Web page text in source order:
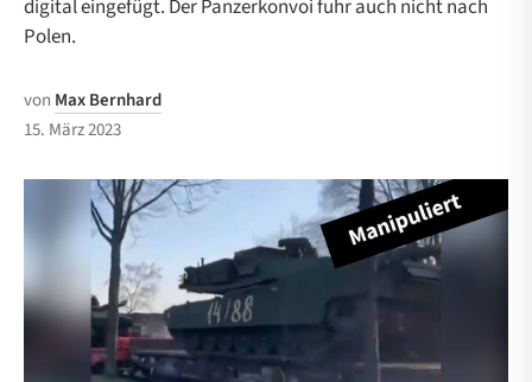
digital eingefügt. Der Panzerkonvoi fuhr auch nicht nach
Polen.
von Max Bernhard
15. März 2023